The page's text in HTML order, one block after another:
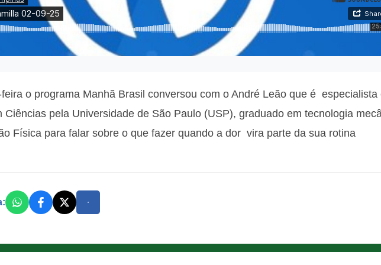
o programa Manhã Brasil conversou com oAndré Leão que é especialista
Ciências pela Universidade de São Paulo (USP), graduado em tecnologia
Física para falar sobre o que fazer quando a dor vira parte da sua rotina